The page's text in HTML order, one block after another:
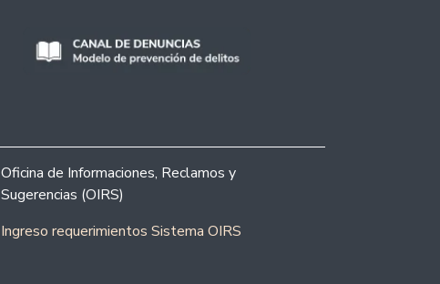
Oficina de Informaciones, Reclamos y
Sugerencias (OIRS)
Ingreso requerimientos Sistema OIRS